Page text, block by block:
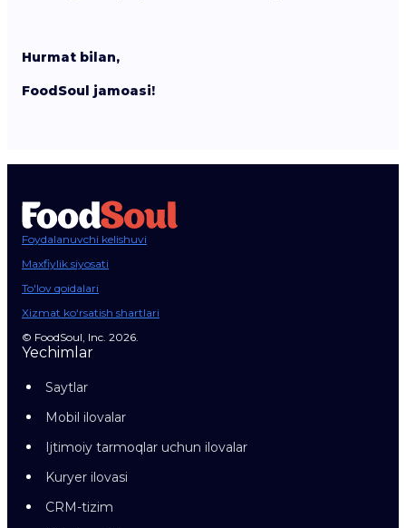
Hurmat bilan,
FoodSoul jamoasi!
Foydalanuvchi kelishuvi
Maxfiylik siyosati
To'lov qoidalari
Xizmat ko‘rsatish shartlari
© FoodSoul, Inc. 2026.
Yechimlar
Saytlar
Mobil ilovalar
Ijtimoiy tarmoqlar uchun ilovalar
Kuryer ilovasi
CRM-tizim